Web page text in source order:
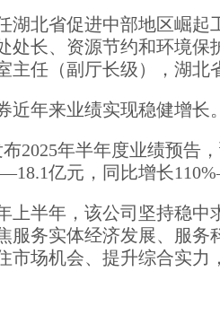
湖北省促进中部地区崛
处长、资源节约和环境
主任（副厅长级），湖北
近年来业绩实现稳健增长。
2025年半年度业绩预告
亿元，同比增长
上半年，该公司坚持稳
服务实体经济发展、服务
市场机会、提升综合实力